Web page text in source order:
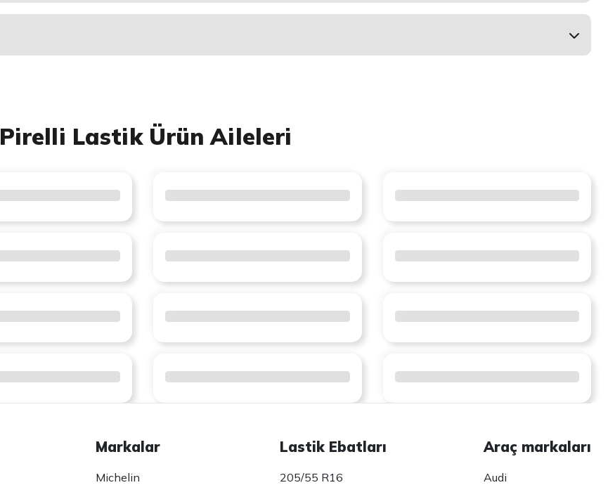
Pirelli Lastik Ürün Aileleri
Markalar
Michelin
Lastik Ebatları
205/55 R16
Araç markaları
Audi